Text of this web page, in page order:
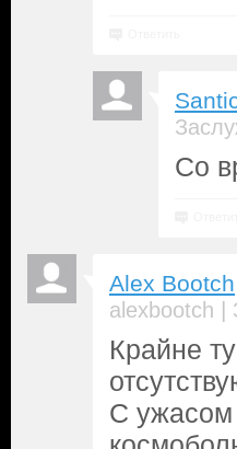
Со
Alex Bootch
alexbootch |
Крайне
С ужасом